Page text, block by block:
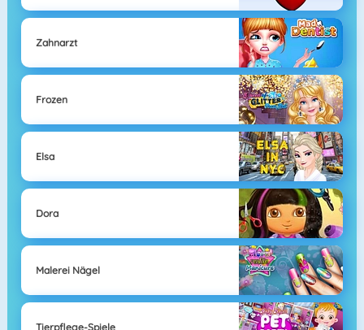
Zahnarzt
Frozen
Elsa
Dora
Malerei Nägel
Tierpflege-Spiele